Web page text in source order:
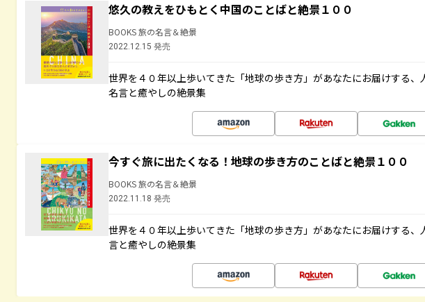
悠久の教えをひもとく中国のことばと絶景１００
BOOKS 旅の名言＆絶景
2022.12.15 発売
世界を４０年以上歩いてきた「地球の歩き方」があなたにお届けする、
名言と癒やしの絶景集
今すぐ旅に出たくなる！地球の歩き方のことばと絶景１００
BOOKS 旅の名言＆絶景
2022.11.18 発売
世界を４０年以上歩いてきた「地球の歩き方」があなたにお届けする、
言と癒やしの絶景集